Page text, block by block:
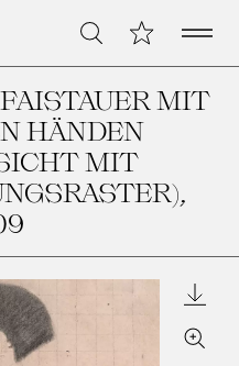
Suche Meine Open
MIT
HÄNDEN
MIT
,
Zoom